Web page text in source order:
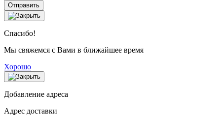
Отправить
Спасибо!
Мы свяжемся с Вами в ближайшее время
Хорошо
Добавление адреса
Адрес доставки